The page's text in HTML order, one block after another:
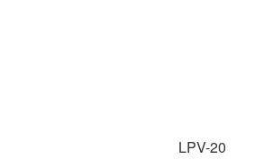
LPV-20